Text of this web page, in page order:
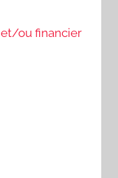
ou financier